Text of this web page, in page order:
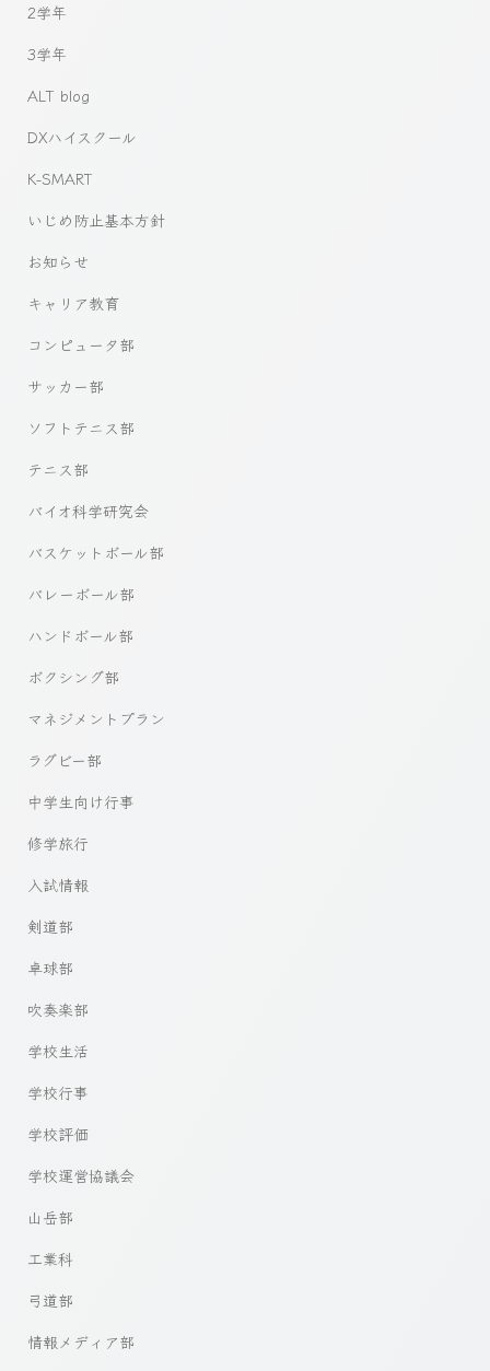
2学年
3学年
ALT blog
DXハイスクール
K-SMART
いじめ防止基本方針
お知らせ
キャリア教育
コンピュータ部
サッカー部
ソフトテニス部
テニス部
バイオ科学研究会
バスケットボール部
バレーボール部
ハンドボール部
ボクシング部
マネジメントプラン
ラグビー部
中学生向け行事
修学旅行
入試情報
剣道部
卓球部
吹奏楽部
学校生活
学校行事
学校評価
学校運営協議会
山岳部
工業科
弓道部
情報メディア部